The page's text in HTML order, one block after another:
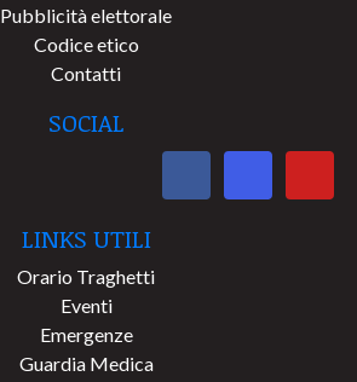
Pubblicità elettorale
Codice etico
Contatti
SOCIAL
LINKS UTILI
Orario Traghetti
Eventi
Emergenze
Guardia Medica